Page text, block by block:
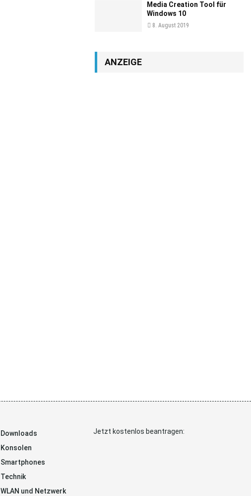
Media Creation Tool für
Windows 10
8. August 2019
ANZEIGE
Downloads
Konsolen
Smartphones
Technik
WLAN und Netzwerk
Jetzt kostenlos beantragen: